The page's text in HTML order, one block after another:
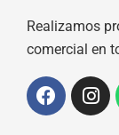
Realizamos
comercial en